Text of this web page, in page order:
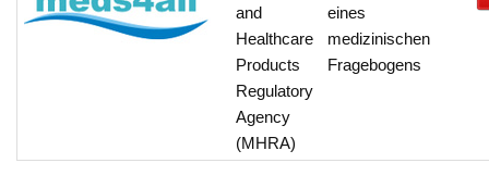
and
Healthcare
Products
Regulatory
Agency
(MHRA)
eines
medizinischen
Fragebogens